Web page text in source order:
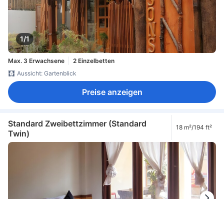
1/1
Max. 3 Erwachsene
2 Einzelbetten
Aussicht: Gartenblick
Preise anzeigen
Standard Zweibettzimmer (Standard
Twin)
18 m²/194 ft²